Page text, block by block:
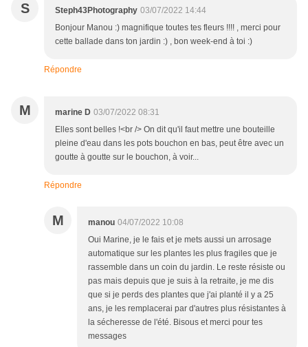
S Steph43Photography 03/07/2022 14:44
Bonjour Manou :) magnifique toutes tes fleurs !!!! , merci pour
cette ballade dans ton jardin :) , bon week-end à toi :)
Répondre
M marine D 03/07/2022 08:31
Elles sont belles !<br /> On dit qu'il faut mettre une bouteille
pleine d'eau dans les pots bouchon en bas, peut être avec un
goutte à goutte sur le bouchon, à voir...
Répondre
M manou 04/07/2022 10:08
Oui Marine, je le fais et je mets aussi un arrosage
automatique sur les plantes les plus fragiles que je
rassemble dans un coin du jardin. Le reste résiste ou
pas mais depuis que je suis à la retraite, je me dis
que si je perds des plantes que j'ai planté il y a 25
ans, je les remplacerai par d'autres plus résistantes à
la sécheresse de l'été. Bisous et merci pour tes
messages